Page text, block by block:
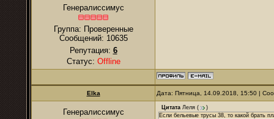
Генералиссимус
Группа: Проверенные
Сообщений: 10635
Репутация: 6
Статус: Offline
Elka Дата: Пятница, 14.09.2018, 15:50 |
Генералиссимус Цитата Леля (
)
Если бельевые трусы 38, то какой брать